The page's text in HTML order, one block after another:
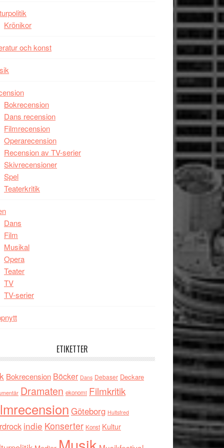
skådespelare
Krönikor
och konst
Bokrecension
Dans recension
Filmrecension
Operarecension
Recension av TV-serier
Skivrecensioner
Spel
Teaterkritik
Dans
Film
Musikal
Opera
Teater
TV
TV-serier
ETIKETTER
Bokrecension Böcker Dans Debaser Deckare
Dramaten ekonomi Filmkritik
Göteborg Hultsfred
indie Konserter Konst Kultur